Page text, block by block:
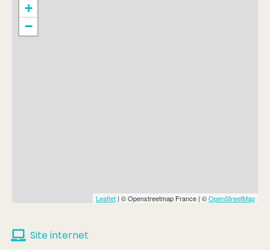
+
−
Leaflet | © Openstreetmap France | ©OpenStreetMap
Site internet